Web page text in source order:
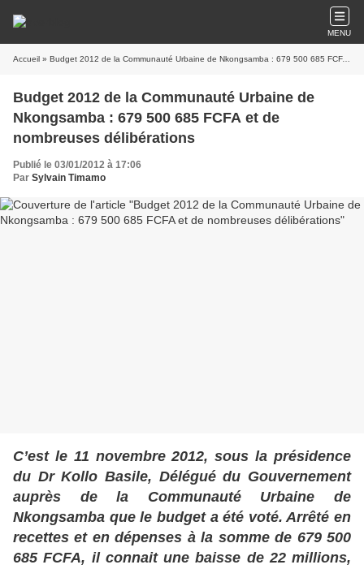
MENU
Accueil » Budget 2012 de la Communauté Urbaine de Nkongsamba : 679 500 685 FCFA et de nombreuses délibérations
Budget 2012 de la Communauté Urbaine de
Nkongsamba : 679 500 685 FCFA et de
nombreuses délibérations
Publié le 03/01/2012 à 17:06
Par Sylvain Timamo
C’est le 11 novembre 2012, sous la présidence
du Dr Kollo Basile, Délégué du Gouvernement
auprès de la Communauté Urbaine de
Nkongsamba que le budget a été voté. Arrêté en
recettes et en dépenses à la somme de 679 500
685 FCFA, il connait une baisse de 22 millions,